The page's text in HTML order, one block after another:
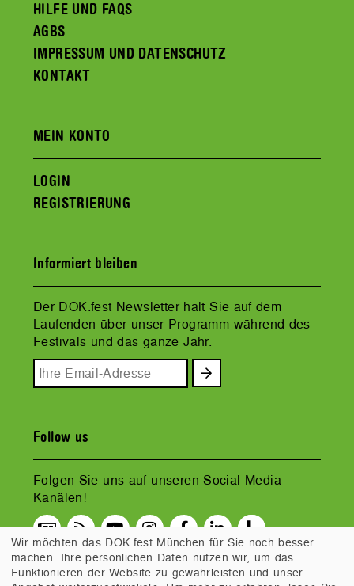
HILFE UND FAQS
AGBS
IMPRESSUM UND DATENSCHUTZ
KONTAKT
MEIN KONTO
LOGIN
REGISTRIERUNG
Informiert bleiben
Der DOK.fest Newsletter hält Sie auf dem
Laufenden über unser Programm während des
Festivals und das ganze Jahr.
Follow us
Folgen Sie uns auf unseren Social-Media-
Kanälen!
Wir möchten das DOK.fest München für Sie noch besser
machen. Ihre persönlichen Daten nutzen wir, um das
Funktionieren der Website zu gewährleisten und unser